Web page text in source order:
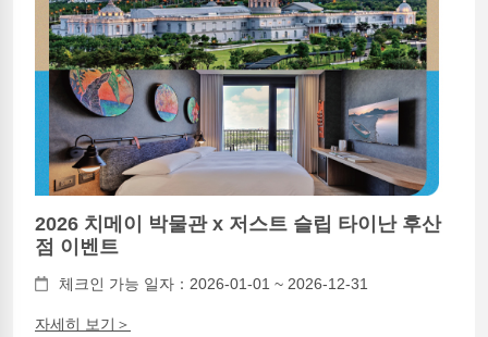
2026 치메이 박물관 x 저스트 슬립 타이난 후산
점 이벤트
체크인 가능 일자：2026-01-01 ~ 2026-12-31
자세히 보기＞